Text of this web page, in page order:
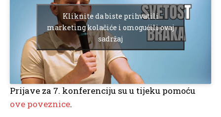
Kliknite da biste prihvatili
marketing kolačiće i omogućili ovaj
sadržaj
Prijave za 7. konferenciju su u tijeku pomoću
ove poveznice.